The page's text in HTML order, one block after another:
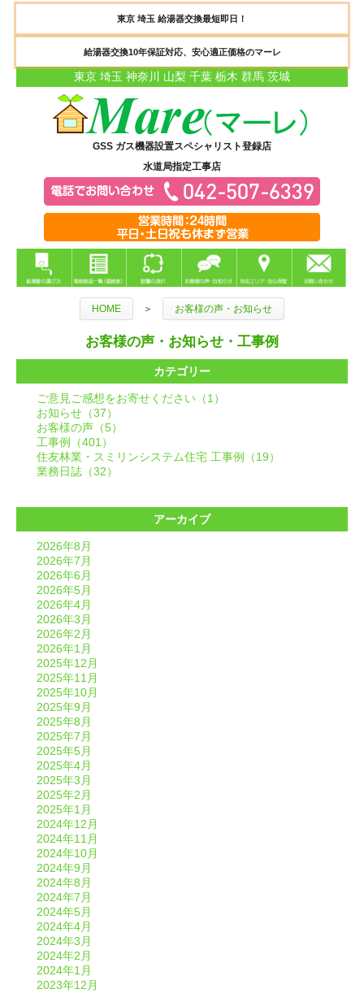
東京 埼玉 給湯器交換最短即日！
給湯器交換10年保証対応、安心適正価格のマーレ
東京 埼玉 神奈川 山梨 千葉 栃木 群馬 茨城
GSS ガス機器設置スペシャリスト登録店
水道局指定工事店
HOME ＞ お客様の声・お知らせ
お客様の声・お知らせ・工事例
カテゴリー
ご意見ご感想をお寄せください（1）
お知らせ（37）
お客様の声（5）
工事例（401）
住友林業・スミリンシステム住宅 工事例（19）
業務日誌（32）
アーカイブ
2026年8月
2026年7月
2026年6月
2026年5月
2026年4月
2026年3月
2026年2月
2026年1月
2025年12月
2025年11月
2025年10月
2025年9月
2025年8月
2025年7月
2025年5月
2025年4月
2025年3月
2025年2月
2025年1月
2024年12月
2024年11月
2024年10月
2024年9月
2024年8月
2024年7月
2024年5月
2024年4月
2024年3月
2024年2月
2024年1月
2023年12月